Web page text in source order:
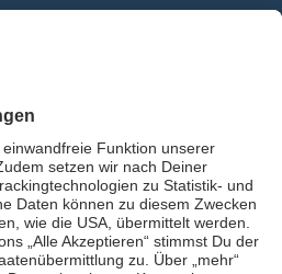
Sie kostenlos und umgehend